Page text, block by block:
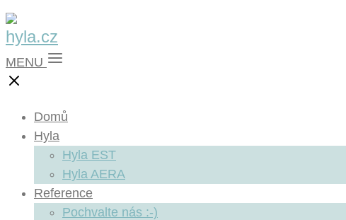
MENU
Domů
Hyla
Hyla EST
Hyla AERA
Reference
Pochvalte nás :-)